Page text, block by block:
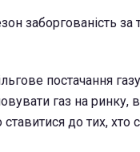
заборгованість за
постачання
газ на ринку, в
до тих, хто